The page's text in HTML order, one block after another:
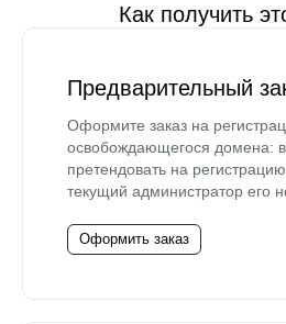
Как получить
Предварительный
Оформите заказ на
освобождающегося домена:
претендовать на
текущий администратор его
Оформить заказ